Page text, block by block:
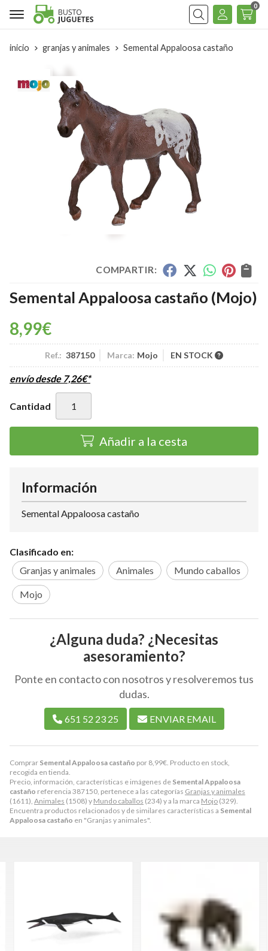
Buscar
0
inicio granjas y animales Semental Appaloosa castaño
COMPARTIR:
Semental Appaloosa castaño (Mojo)
8,99€
Ref.: 387150 Marca: Mojo EN STOCK
envío desde 7,26€*
Cantidad
Añadir a la cesta
Comprar Semental Appaloosa castaño por 8,99€ . Producto en stock,
recogida en tienda.
Precio, información, características e imágenes de Semental Appaloosa
castaño referencia 387150, pertenece a las categorías Granjas y animales
(1611), Animales (1508) y Mundo caballos (234) y a la marca Mojo (329).
Encuentra productos relacionados y de similares características a Semental
Appaloosa castaño en "Granjas y animales".
Información
Semental Appaloosa castaño
Clasificado en:
Granjas y animales
Animales Mundo caballos
Mojo
¿Alguna duda? ¿Necesitas
asesoramiento?
Ponte en contacto con nosotros y resolveremos tus
dudas.
651 52 23 25 ENVIAR EMAIL